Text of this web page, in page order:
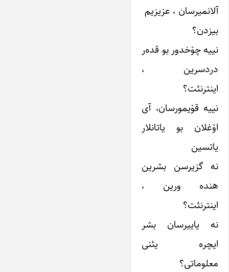
آلانمیرسان ، عزیزیم
بیزدن؟
نییه چوْخدور بو قده‌ر
دردسرین ،
اینترنئت؟
نییه قوْیمورسان، آی
اوْغلان بو یاتانلار
یاتسین
نه گزیرسن بشرین
هنده ورین ،
اینترنئت؟
نه یاییرسان بشر
ایچره یئنی
معلوماتی؟